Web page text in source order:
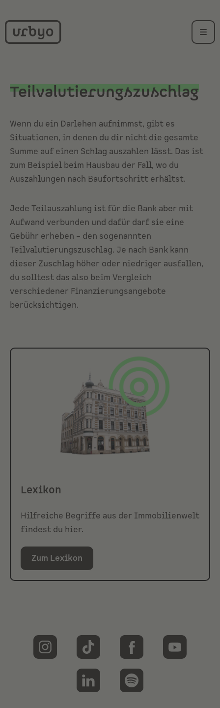
Teilvalutierungszuschlag
Wenn du ein Darlehen aufnimmst, gibt es
Situationen, in denen du dir nicht die gesamte
Summe auf einen Schlag auszahlen lässt. Das ist
zum Beispiel beim Hausbau der Fall, wo du
Auszahlungen nach Baufortschritt erhältst.
Jede Teilauszahlung ist für die Bank aber mit
Aufwand verbunden und dafür darf sie eine
Gebühr erheben – den sogenannten
Teilvalutierungszuschlag. Je nach Bank kann
dieser Zuschlag höher oder niedriger ausfallen,
du solltest das also beim Vergleich
verschiedener Finanzierungsangebote
berücksichtigen.
Lexikon
Hilfreiche Begriffe aus der Immobilienwelt
findest du hier.
Zum Lexikon